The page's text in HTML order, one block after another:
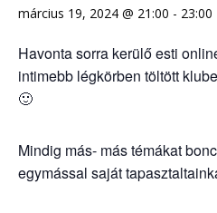
március 19, 2024 @ 21:00 - 23:00
Havonta sorra kerülő esti
intimebb légkörben töltött
🙂
Mindig más- más témákat
egymással saját